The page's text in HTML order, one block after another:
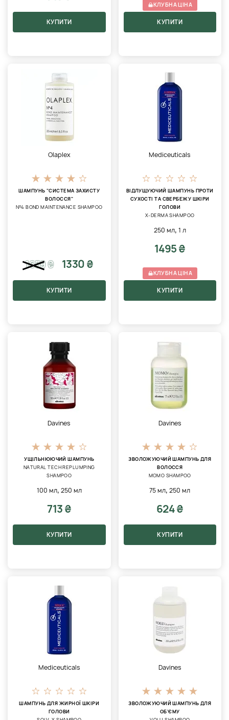
КУПИТИ
КЛУБНА ЦІНА
КУПИТИ
Olaplex
ШАМПУНЬ "СИСТЕМА ЗАХИСТУ
ВОЛОССЯ"
№4 BOND MAINTENANCE SHAMPOO
1659₴ 1330 ₴
КУПИТИ
Mediceuticals
ВІДЛУЩУЮЧИЙ ШАМПУНЬ ПРОТИ
СУХОСТІ ТА СВЕРБЕЖУ ШКІРИ
ГОЛОВИ
X-DERMA SHAMPOO
250 мл, 1 л
1495 ₴
КЛУБНА ЦІНА
КУПИТИ
Davines
УЩІЛЬНЮЮЧИЙ ШАМПУНЬ
NATURAL TECH REPLUMPING
SHAMPOO
100 мл, 250 мл
713 ₴
КУПИТИ
Davines
ЗВОЛОЖУЮЧИЙ ШАМПУНЬ ДЛЯ
ВОЛОССЯ
MOMO SHAMPOO
75 мл,250 мл
624 ₴
КУПИТИ
Mediceuticals
ШАМПУНЬ ДЛЯ ЖИРНОЇ ШКІРИ
ГОЛОВИ
Davines
ЗВОЛОЖУЮЧИЙ ШАМПУНЬ ДЛЯ
ОБ'ЄМУ